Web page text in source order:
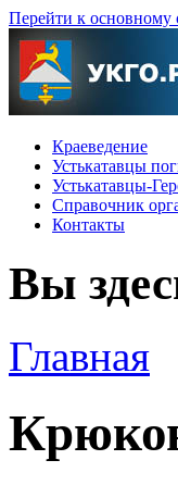
Перейти к
Краеведение
Устькатавцы
Устькатавцы-
Справочник
Контакты
Вы
Главная